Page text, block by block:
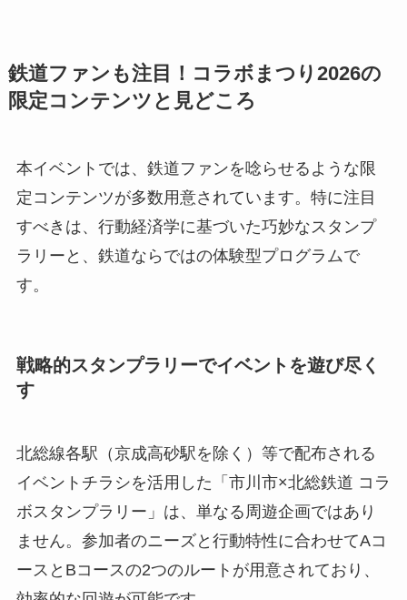
鉄道ファンも注目！コラボまつり2026の
限定コンテンツと見どころ
本イベントでは、鉄道ファンを唸らせるような限
定コンテンツが多数用意されています。特に注目
すべきは、行動経済学に基づいた巧妙なスタンプ
ラリーと、鉄道ならではの体験型プログラムで
す。
戦略的スタンプラリーでイベントを遊び尽く
す
北総線各駅（京成高砂駅を除く）等で配布される
イベントチラシを活用した「市川市×北総鉄道 コラ
ボスタンプラリー」は、単なる周遊企画ではあり
ません。参加者のニーズと行動特性に合わせてAコ
ースとBコースの2つのルートが用意されており、